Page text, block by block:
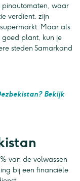
pinautomaten, waar
verdient, zijn
Maar als
goed plant, kun je
steden Samarkand
Bekijk
van de volwassen
bij een financiële